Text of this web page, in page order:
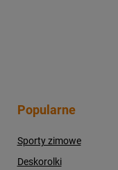
Popularne
Sporty zimowe
Deskorolki